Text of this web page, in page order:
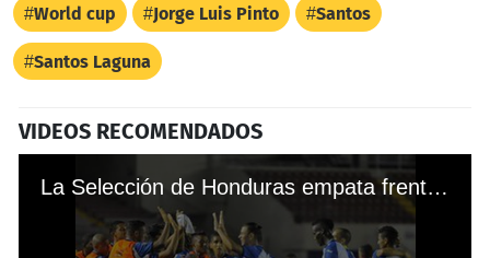
World cup Jorge Luis Pinto Santos
Santos Laguna
VIDEOS RECOMENDADOS
La Selección de Honduras empata frente a Costa Rica